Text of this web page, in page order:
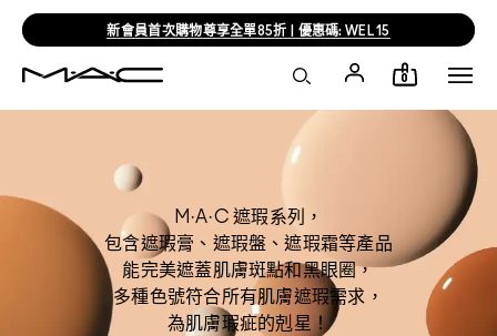
新會員首次購物尊享全單85折 | 優惠碼: WEL15
0
M·A·C 遮瑕系列，
包含遮瑕膏、遮瑕盤、遮瑕霜等產品
能完美遮蓋肌膚斑點和黑眼圈，
多種色號符合所有肌膚遮瑕需求，
為肌膚瑕疵的剋星！